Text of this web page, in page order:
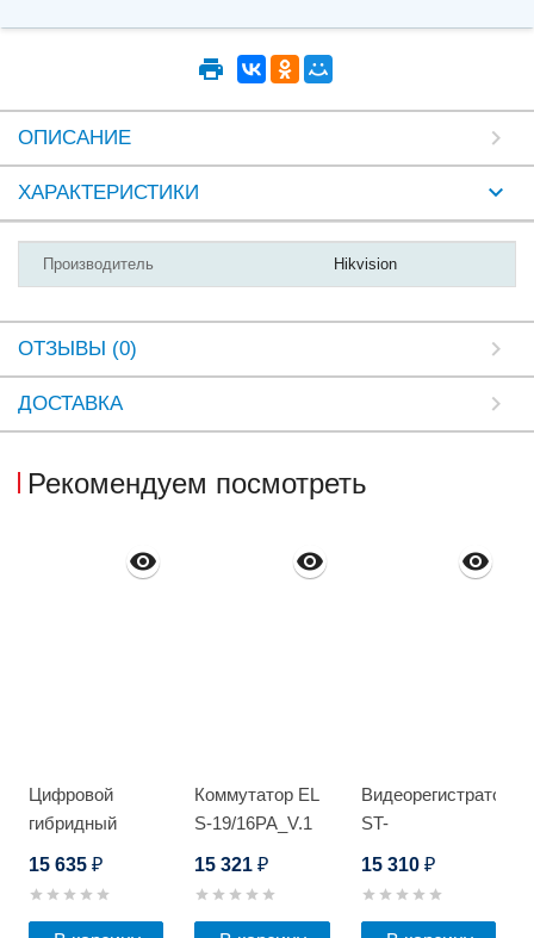
ОПИСАНИЕ
ХАРАКТЕРИСТИКИ
Производитель Hikvision
ОТЗЫВЫ (0)
ДОСТАВКА
Рекомендуем посмотреть
Цифровой
гибридный
15 635 ₽
Коммутатор EL
S-19/16PA_V.1
15 321₽
Видеорегистратор
ST-
15 310 ₽